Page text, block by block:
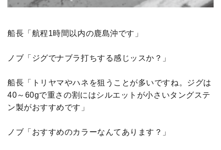
船長「航程1時間以内の鹿島沖です」
ノブ「ジグでナブラ打ちする感じッスか？」
船長「トリヤマやハネを狙うことが多いですね。ジグは
40～60gで重さの割にはシルエットが小さいタングステ
ン製がおすすめです」
ノブ「おすすめのカラーなんてあります？」